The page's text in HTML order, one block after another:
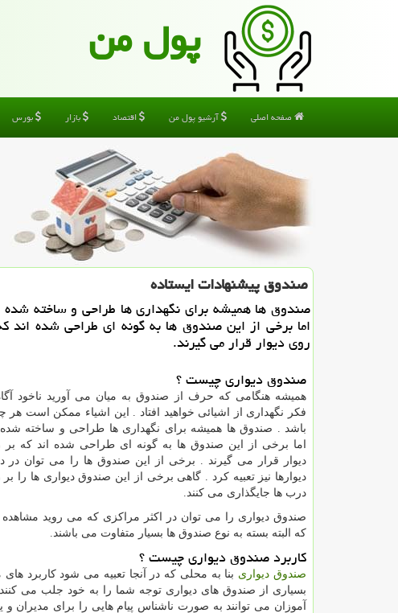
پول من
صفحه اصلی آرشیو پول من اقتصاد بازار بورس
صندوق پیشنهادات ایستاده
صندوق ها همیشه برای نگهداری ها طراحی و ساخته شده
اما برخی از این صندوق ها به گونه ای طراحی شده اند
روی دیوار قرار می گیرند.
صندوق دیواری چیست ؟
همیشه هنگامی که حرف از صندوق به میان می آورید ناخود
فکر نگهداری از اشیائی خواهید افتاد . این اشیاء ممکن است هر
باشد . صندوق ها همیشه برای نگهداری ها طراحی و ساخته شده
اما برخی از این صندوق ها به گونه ای طراحی شده اند که بر
دیوار قرار می گیرند . برخی از این صندوق ها را می توان در
دیوارها نیز تعبیه کرد . گاهی برخی از این صندوق دیواری ها را
درب ها جایگذاری می کنند.
صندوق دیواری را می توان در اکثر مراکزی که می روید مشاهده
که البته بسته به نوع صندوق ها بسیار متفاوت می باشند.
کاربرد صندوق دیواری چیست ؟
صندوق دیواری بنا به محلی که در آنجا تعبیه می شود کاربرد
بسیاری از صندوق های دیواری توجه شما را به خود جلب می
آموزان می توانند به صورت ناشناس پیام هایی را برای مدیران و